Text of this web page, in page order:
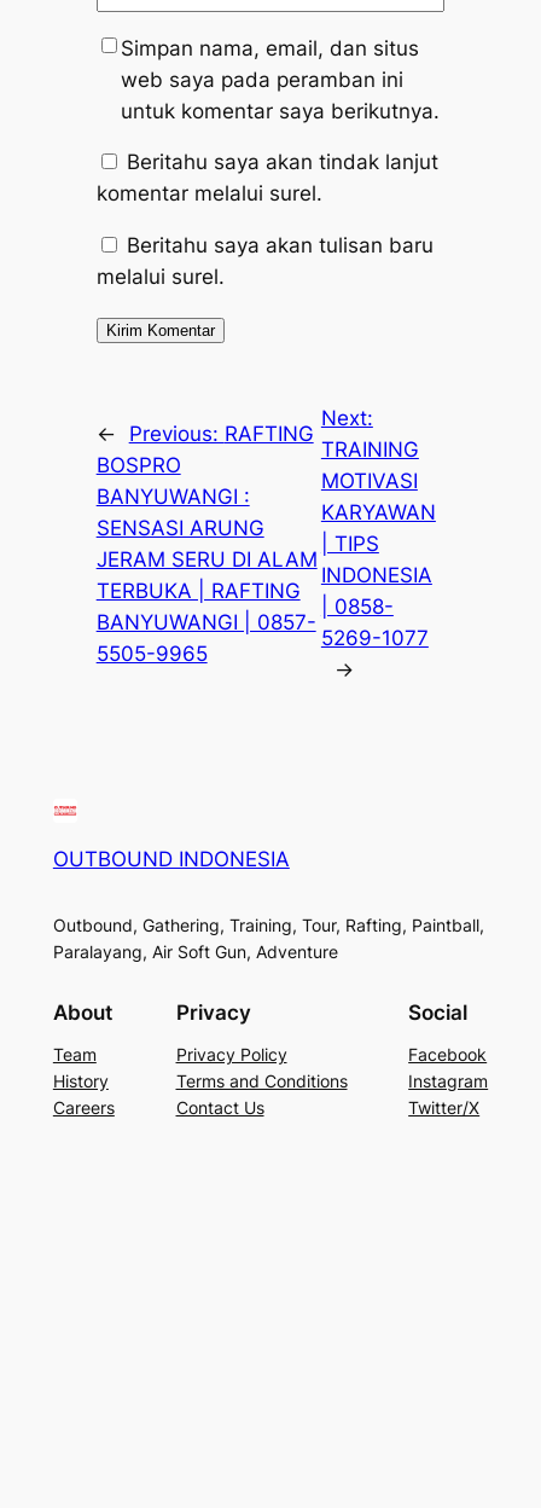
Simpan nama, email, dan situs
web saya pada peramban ini
untuk komentar saya berikutnya.
Beritahu saya akan tindak lanjut
komentar melalui surel.
Beritahu saya akan tulisan baru
melalui surel.
← Previous: RAFTING
BOSPRO
BANYUWANGI :
SENSASI ARUNG
JERAM SERU DI ALAM
TERBUKA | RAFTING
BANYUWANGI | 0857-
5505-9965
Next:
TRAINING
MOTIVASI
KARYAWAN
| TIPS
INDONESIA
| 0858-
5269-1077
→
OUTBOUND INDONESIA
Outbound, Gathering, Training, Tour, Rafting, Paintball,
Paralayang, Air Soft Gun, Adventure
About
Team
History
Careers
Privacy
Privacy Policy
Terms and Conditions
Contact Us
Social
Facebook
Instagram
Twitter/X